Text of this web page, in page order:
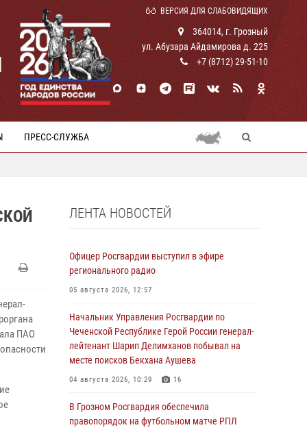
ВЕРСИЯ ДЛЯ СЛАБОВИДЯЩИХ
364014, г. Грозный
ул. Абузара Айдамирова д. 225
+7 (8712) 29-51-10
ПРЕСС-СЛУЖБА
ПАО
ЛЕНТА НОВОСТЕЙ
Офицер Росгвардии выступил в эфире
регионального радио
05 августа 2026, 12:57
Начальник Управления Росгвардии по
Чеченской Республике Герой России генерал-
лейтенант Шарип Делимханов побывал на
месте поисков Бекхана Аушева
04 августа 2026, 10:29 16
В Грозном Росгвардия обеспечила
правопорядок на футбольном матче РПЛ